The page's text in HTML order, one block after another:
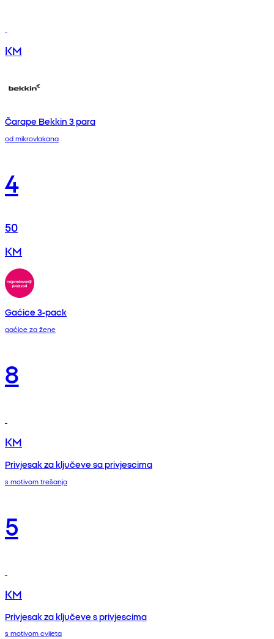
KM
Čarape Bekkin 3 para
od mikrovlakana
4
50
KM
Gaćice 3-pack
gaćice za žene
8
KM
Privjesak za ključeve sa privjescima
s motivom trešanja
5
KM
Privjesak za ključeve s privjescima
s motivom cvijeta